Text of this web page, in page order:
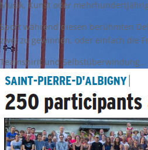
Musik, Kunst oder
Sport während diesen berühmten
zwei zu gewinnen, oder einfach die
Teamspirit und Selbstüberwindung…